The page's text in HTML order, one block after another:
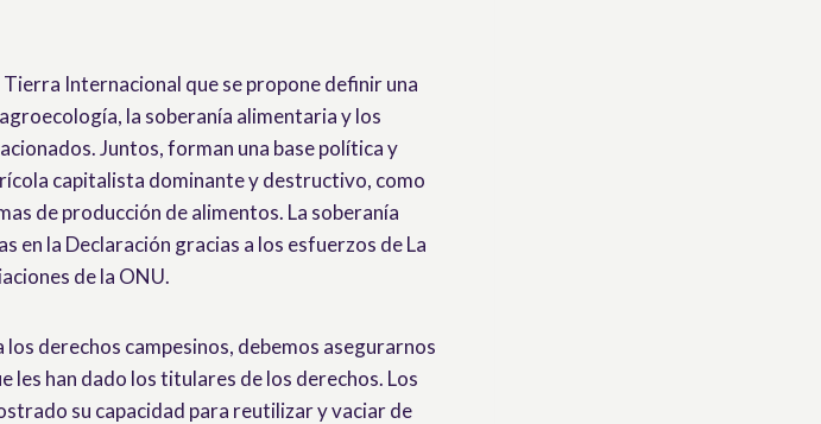
Tierra Internacional que se propone definir una
la soberanía alimentaria y los
Juntos, forman una base política y
capitalista dominante y destructivo, como
de producción de alimentos. La soberanía
en la Declaración gracias a los esfuerzos de La
de la ONU.
derechos campesinos, debemos asegurarnos
les han dado los titulares de los derechos. Los
su capacidad para reutilizar y vaciar de